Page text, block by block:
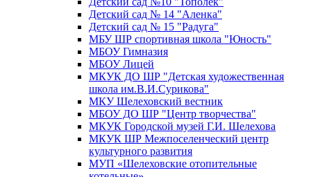
Детский сад № 14 "Аленка"
Детский сад № 15 "Радуга"
МБУ ШР спортивная школа "Юность"
МБОУ Гимназия
МБОУ Лицей
МКУК ДО ШР "Детская художественная
школа им.В.И.Сурикова"
МКУ Шелеховский вестник
МБОУ ДО ШР "Центр творчества"
МКУК Городской музей Г.И. Шелехова
МКУК ШР Межпоселенческий центр
культурного развития
МУП «Шелеховские отопительные